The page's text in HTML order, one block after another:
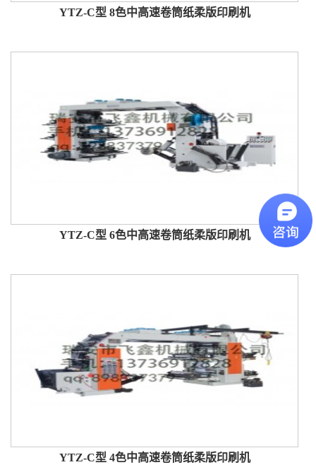
YTZ-C型 8色中高速卷筒纸柔版印刷机
YTZ-C型 6色中高速卷筒纸柔版印刷机
YTZ-C型 4色中高速卷筒纸柔版印刷机